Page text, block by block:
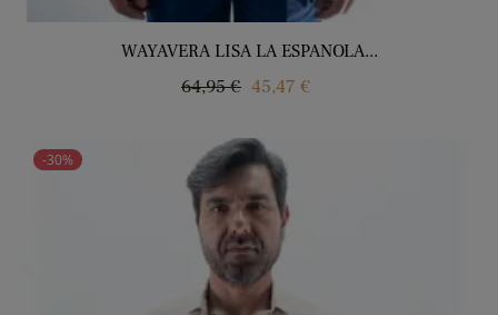
WAYAVERA LISA LA ESPANOLA...
Regular
64,95 € Price
45,47 €
-30%